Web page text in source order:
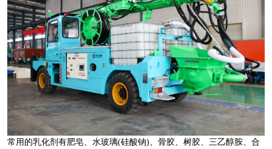
常用的乳化剂有肥皂、水玻璃(硅酸钠)、骨胶、树胶、三乙醇胺、合